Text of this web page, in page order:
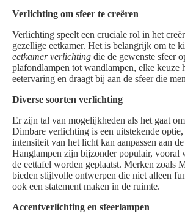
Verlichting om sfeer te creëren
Verlichting speelt een cruciale rol in het
gezellige eetkamer. Het is belangrijk om te
eetkamer verlichting die de gewenste sfeer
plafondlampen tot wandlampen, elke keuze
eetervaring en draagt bij aan de sfeer die
Diverse soorten verlichting
Er zijn tal van mogelijkheden als het gaat om
Dimbare verlichting is een uitstekende optie,
intensiteit van het licht kan aanpassen aan
Hanglampen zijn bijzonder populair, vooral
de eettafel worden geplaatst. Merken zoals
bieden stijlvolle ontwerpen die niet alleen
ook een statement maken in de ruimte.
Accentverlichting en sfeerlampen